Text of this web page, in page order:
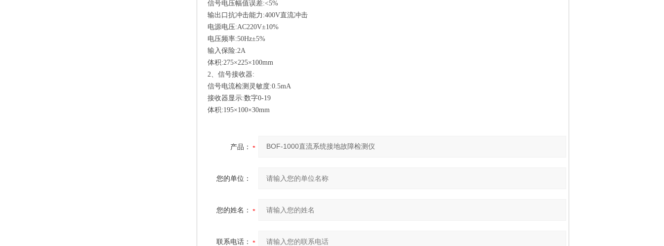
信号电压幅值误差:<5%
输出口抗冲击能力:400V直流冲击
电源电压:AC220V±10%
电压频率:50Hz±5%
输入保险:2A
体积:275×225×100mm
2、信号接收器:
信号电流检测灵敏度:0.5mA
接收器显示:数字0-19
体积:195×100×30mm
产品：
您的单位：
您的姓名：
联系电话：